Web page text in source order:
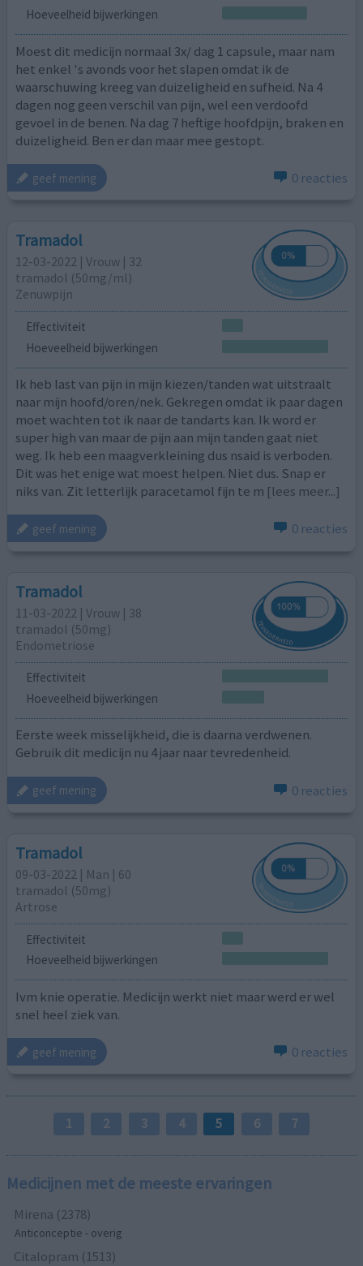
Hoeveelheid bijwerkingen
Moest dit medicijn normaal 3x/ dag 1 capsule, maar nam
het enkel 's avonds voor het slapen omdat ik de
waarschuwing kreeg van duizeligheid en sufheid. Na 4
dagen nog geen verschil van pijn, wel een verdoofd
gevoel in de benen. Na dag 7 heftige hoofdpijn, braken en
duizeligheid. Ben er dan maar mee gestopt.
geef mening 0 reacties
Tramadol
12-03-2022 | Vrouw | 32
tramadol (50mg/ml)
Zenuwpijn
Effectiviteit
Hoeveelheid bijwerkingen
Ik heb last van pijn in mijn kiezen/tanden wat uitstraalt
naar mijn hoofd/oren/nek. Gekregen omdat ik paar dagen
moet wachten tot ik naar de tandarts kan. Ik word er
super high van maar de pijn aan mijn tanden gaat niet
weg. Ik heb een maagverkleining dus nsaid is verboden.
Dit was het enige wat moest helpen. Niet dus. Snap er
niks van. Zit letterlijk paracetamol fijn te m [lees meer...]
geef mening 0 reacties
Tramadol
11-03-2022 | Vrouw | 38
tramadol (50mg)
Endometriose
Effectiviteit
Hoeveelheid bijwerkingen
Eerste week misselijkheid, die is daarna verdwenen.
Gebruik dit medicijn nu 4 jaar naar tevredenheid.
geef mening 0 reacties
Tramadol
09-03-2022 | Man | 60
tramadol (50mg)
Artrose
Effectiviteit
Hoeveelheid bijwerkingen
Ivm knie operatie. Medicijn werkt niet maar werd er wel
snel heel ziek van.
geef mening 0 reacties
1 2 3 4 5 6 7
Medicijnen met de meeste ervaringen
Mirena (2378)
Anticonceptie - overig
Citalopram (1513)